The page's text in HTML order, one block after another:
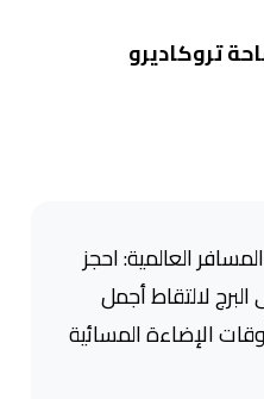
تروكاديرو
العالمية: احجز
لالتقاط أجمل
الإضاءة المسائية